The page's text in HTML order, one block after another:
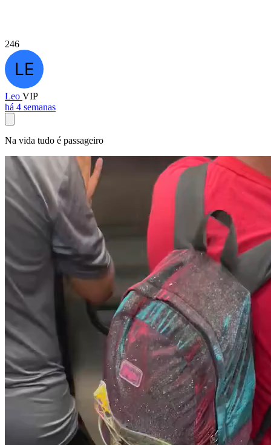
246
Leo VIP
há 4 semanas
Na vida tudo é passageiro